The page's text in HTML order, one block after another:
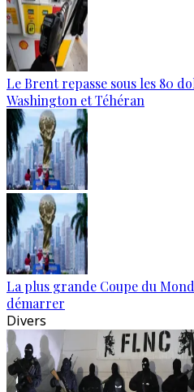
Le Brent repasse sous les 80
Washington et Téhéran
La plus grande Coupe du
démarrer
Divers